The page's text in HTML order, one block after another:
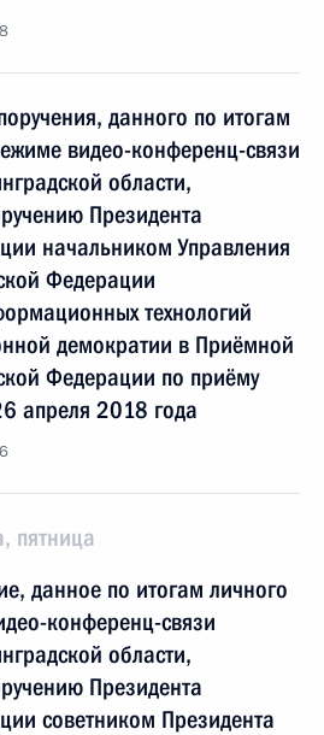
данного по итогам
видео-конференц-связи
области,
Президента
начальником Управления
Федерации
технологий
демократии в Приёмной
Федерации по приёму
апреля 2018 года
пятница
данное по итогам личного
конференц-связи
области,
Президента
советником Президента